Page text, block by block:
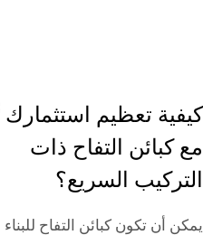
كيفية تعظيم استثمارك
مع كبائن التفاح ذات
التركيب السريع؟
يمكن أن تكون كبائن التفاح للبناء